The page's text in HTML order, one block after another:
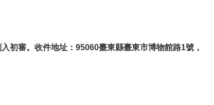
初審。收件地址：95060臺東縣臺東市博物館路1號，